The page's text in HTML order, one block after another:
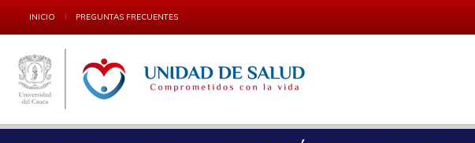
INICIO PREGUNTAS FRECUENTES